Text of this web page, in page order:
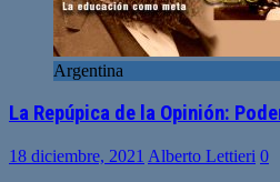
Argentina
La Repúpica de la Opinión:
18 diciembre, 2021 Alberto Lettieri 0